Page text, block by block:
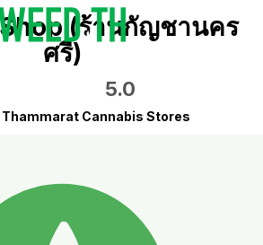
(ร้านกัญชานคร
ศรี)
5.0
Thammarat Cannabis Stores